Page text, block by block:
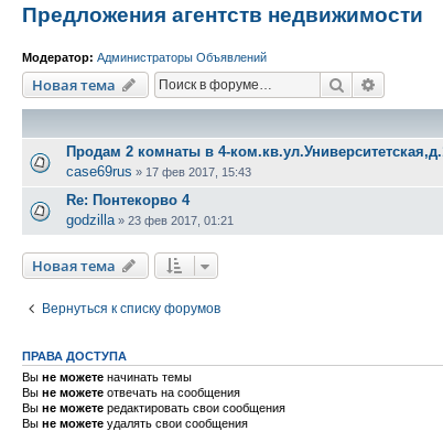
Предложения агентств недвижимости
Модератор: Администраторы Объявлений
Новая тема Поиск
Продам 2 комнаты в 4-
case69rus » 17 фев 2017, 15:43
Re: Понтекорво 4
godzilla » 23 фев 2017, 01:21
Новая тема
Вернуться к списку форумов
ПРАВА ДОСТУПА
Вы не можете начинать темы
Вы не можете отвечать на сообщения
Вы не можете редактировать свои сообщения
Вы не можете удалять свои сообщения